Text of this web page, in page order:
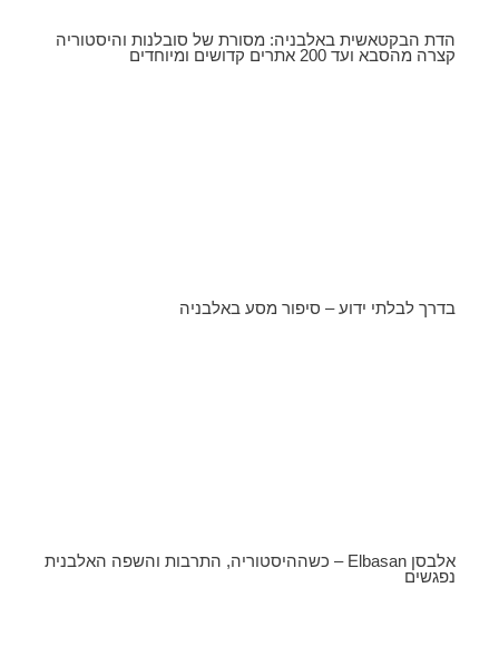
הדת הבקטאשית באלבניה: מסורת של סובלנות והיסטוריה
קצרה מהסבא ועד 200 אתרים קדושים ומיוחדים
בדרך לבלתי ידוע – סיפור מסע באלבניה
אלבסן Elbasan – כשההיסטוריה, התרבות והשפה האלבנית
נפגשים